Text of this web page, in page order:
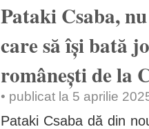
Pataki Csaba,
care să își bată
românești de la
• publicat la 5 aprilie
Pataki Csaba dă din